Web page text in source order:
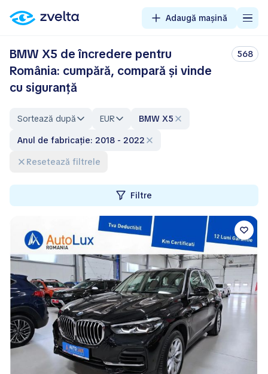
Adaugă mașină
BMW X5 de încredere pentru
România: cumpără, compară și vinde
cu siguranță
568
Sortează după EUR
BMW X5
Anul de fabricație: 2018 - 2022
Resetează filtrele
Filtre